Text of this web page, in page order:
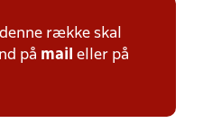
række skal
på mail eller på